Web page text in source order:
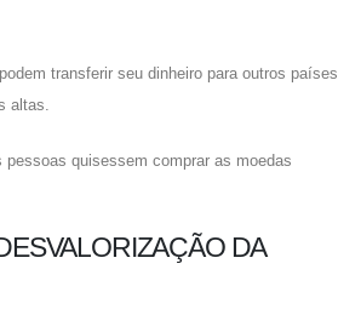
transferir seu dinheiro para outros países
altas.
pessoas quisessem comprar as moedas
DA